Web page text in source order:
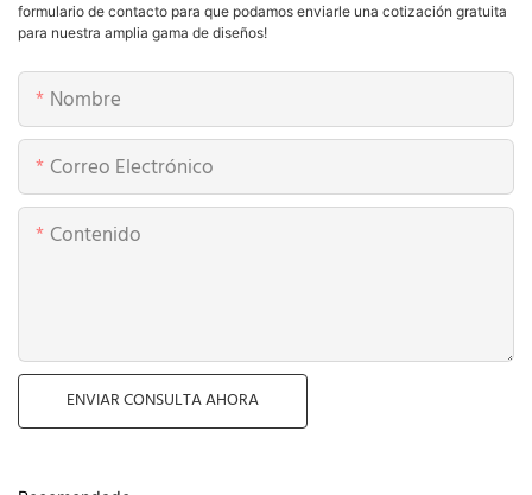
formulario de contacto para que podamos enviarle una cotización gratuita
para nuestra amplia gama de diseños!
Nombre
Correo Electrónico
Contenido
ENVIAR CONSULTA AHORA